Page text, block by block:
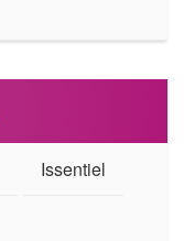
Issentiel